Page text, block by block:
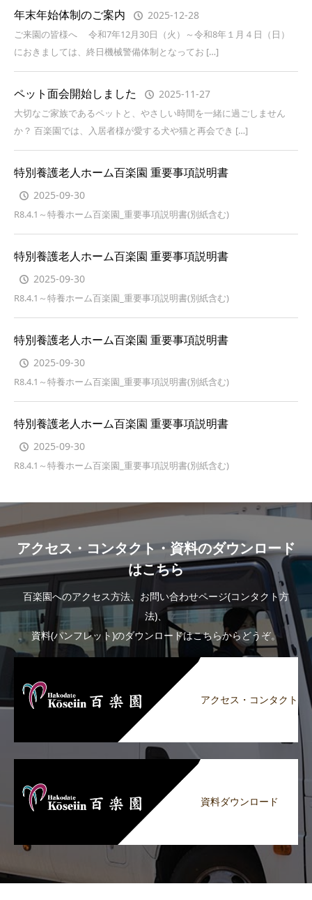
年末年始体制のご案内 2025-12-28
ご来園の皆様へ 令和7年12月30日（火）～令和8年１月４日（日）
におきましては、終日機械警備体制となってお […]
ペット面会開始しました 2025-11-27
大切なご家族であるペットと、やさしい時間を一緒に過ごしません
か？ 百楽園では、入居者様が愛する犬や猫と再会でき […]
特別養護老人ホーム百楽園 重要事項説明書
2025-09-30
R8.4.1～特養ホーム百楽園_重要事項説明書(別紙含む)
特別養護老人ホーム百楽園 重要事項説明書
2025-09-30
R8.4.1～特養ホーム百楽園_重要事項説明書(別紙含む)
特別養護老人ホーム百楽園 重要事項説明書
2025-09-30
R8.4.1～特養ホーム百楽園_重要事項説明書(別紙含む)
特別養護老人ホーム百楽園 重要事項説明書
2025-09-30
R8.4.1～特養ホーム百楽園_重要事項説明書(別紙含む)
アクセス・コンタクト・資料のダウンロード
はこちら
百楽園へのアクセス方法、お問い合わせページ(コンタクト方
法)、
資料(パンフレット)のダウンロードはこちらからどうぞ。
アクセス・コンタクト
資料ダウンロード